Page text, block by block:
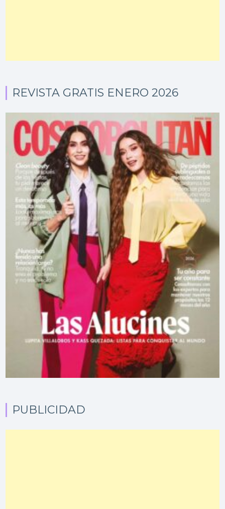
REVISTA GRATIS ENERO 2026
PUBLICIDAD